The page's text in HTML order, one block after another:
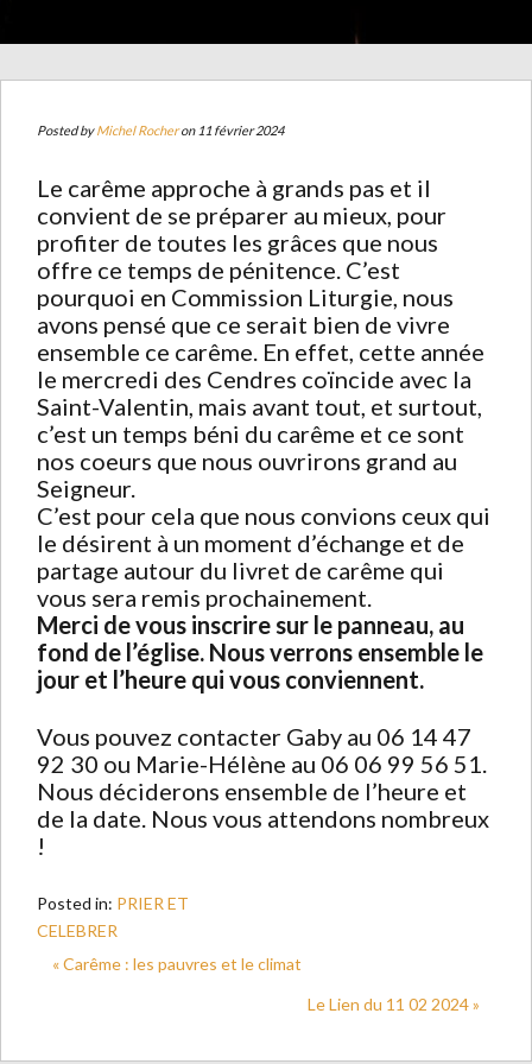
Posted byMichel Rocheron 11 février 2024
Le carême approche à grands pas et il
convient de se préparer au mieux, pour
profiter de toutes les grâces que nous
offre ce temps de pénitence. C’est
pourquoi en Commission Liturgie, nous
avons pensé que ce serait bien de vivre
ensemble ce carême. En effet, cette année
le mercredi des Cendres coïncide avec la
Saint-Valentin, mais avant tout, et surtout,
c’est un temps béni du carême et ce sont
nos coeurs que nous ouvrirons grand au
Seigneur.
C’est pour cela que nous convions ceux qui
le désirent à un moment d’échange et de
partage autour du livret de carême qui
vous sera remis prochainement.
Merci de vous inscrire sur le panneau, au
fond de l’église. Nous verrons ensemble le
jour et l’heure qui vous conviennent.
Vous pouvez contacter Gaby au 06 14 47
92 30 ou Marie-Hélène au 06 06 99 56 51.
Nous déciderons ensemble de l’heure et
de la date. Nous vous attendons nombreux
!
Posted in: PRIER ET
CELEBRER
« Carême : les pauvres et le climat
Le Lien du 11 02 2024 »